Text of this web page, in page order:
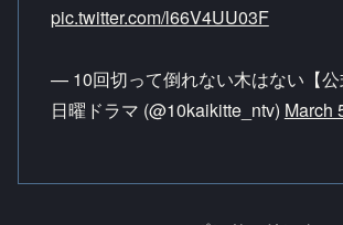
pic.twitter.com/l66V4UU03F
— 10回切って倒れない木はない【公
日曜ドラマ (@10kaikitte_ntv) March